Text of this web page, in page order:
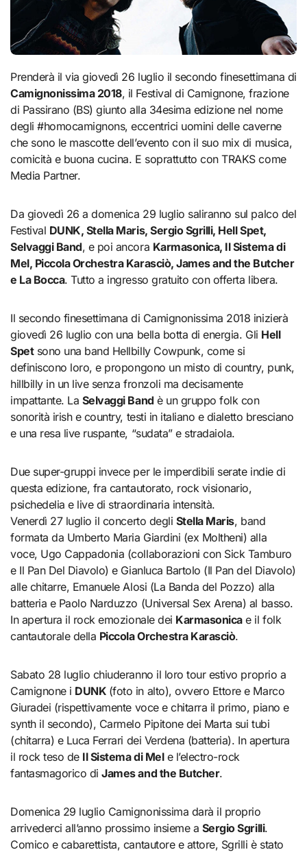
Prenderà il via giovedì 26 luglio il secondo finesettimana di
Camignonissima 2018, il Festival di Camignone, frazione
di Passirano (BS) giunto alla 34esima edizione nel nome
degli #homocamignons, eccentrici uomini delle caverne
che sono le mascotte dell’evento con il suo mix di musica,
comicità e buona cucina. E soprattutto con TRAKS come
Media Partner.
Da giovedì 26 a domenica 29 luglio saliranno sul palco del
Festival DUNK, Stella Maris, Sergio Sgrilli, Hell Spet,
Selvaggi Band, e poi ancora Karmasonica, Il Sistema di
Mel, Piccola Orchestra Karasciò, James and the Butcher
e La Bocca. Tutto a ingresso gratuito con offerta libera.
Il secondo finesettimana di Camignonissima 2018 inizierà
giovedì 26 luglio con una bella botta di energia. Gli Hell
Spetsono una band Hellbilly Cowpunk, come si
definiscono loro, e propongono un misto di country, punk,
hillbilly in un live senza fronzoli ma decisamente
impattante. La Selvaggi Band è un gruppo folk con
sonorità irish e country, testi in italiano e dialetto bresciano
e una resa live ruspante, “sudata” e stradaiola.
Due super-gruppi invece per le imperdibili serate indie di
questa edizione, fra cantautorato, rock visionario,
psichedelia e live di straordinaria intensità.
Venerdì 27 luglio il concerto degli Stella Maris, band
formata da Umberto Maria Giardini (ex Moltheni) alla
voce, Ugo Cappadonia (collaborazioni con Sick Tamburo
e Il Pan Del Diavolo) e Gianluca Bartolo (Il Pan del Diavolo)
alle chitarre, Emanuele Alosi (La Banda del Pozzo) alla
batteria e Paolo Narduzzo (Universal Sex Arena) al basso.
In apertura il rock emozionale dei Karmasonicae il folk
cantautorale della Piccola Orchestra Karasciò.
Sabato 28 luglio chiuderanno il loro tour estivo proprio a
Camignone i DUNK (foto in alto), ovvero Ettore e Marco
Giuradei (rispettivamente voce e chitarra il primo, piano e
synth il secondo), Carmelo Pipitone dei Marta sui tubi
(chitarra) e Luca Ferrari dei Verdena (batteria). In apertura
il rock teso de Il Sistema di Mele l’electro-rock
fantasmagorico diJames and the Butcher.
Domenica 29 luglio Camignonissima darà il proprio
arrivederci all’anno prossimo insieme a Sergio Sgrilli.
Comico e cabarettista, cantautore e attore, Sgrilli è stato